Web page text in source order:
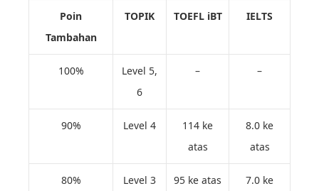
Poin
Tambahan
TOPIK TOEFL iBT IELTS
100%
Level 5,
6
– –
90% Level 4
114 ke
atas
8.0 ke
atas
80% Level 3 95 ke atas 7.0 ke